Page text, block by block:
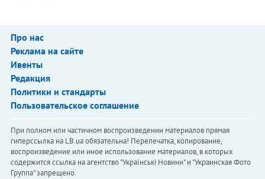
Про нас
Реклама на сайте
Ивенты
Редакция
Политики и стандарты
Пользовательское соглашение
При полном или частичном воспроизведении материалов прямая
гиперссылка на LB.ua обязательна! Перепечатка, копирование,
воспроизведение или иное использование материалов, в которых
содержится ссылка на агентство "Українськi Новини" и "Украинская Фото
Группа" запрещено.